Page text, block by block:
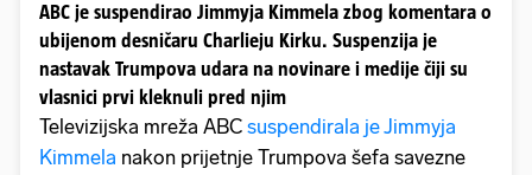
ABC je suspendirao Jimmyja Kimmela zbog komentara o
ubijenom desničaru Charlieju Kirku. Suspenzija je
nastavak Trumpova udara na novinare i medije čiji su
vlasnici prvi kleknuli pred njim
Televizijska mreža ABC suspendirala je Jimmyja
Kimmela nakon prijetnje Trumpova šefa savezne